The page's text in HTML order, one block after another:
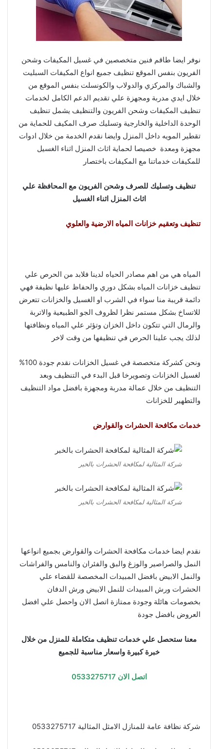
نوفر ايضا طاقم فنين متخصصين في غسيل المكيفات وشحن
الفريون بنفس الموقع تنظيف جميع انواع المكيفات السبليت
والشباك والمركزي والدولاب والكونسلت بنفس الموقع من
خلال ايدي مدربة ومجهزة علي تقديم الدعم الكامل لخدمات
تنظيف المكيفات وشحن الفريون والتنظيف يشمل تنظيف
الوحدة الداخلية والخارجية وتسليك صرف المكيف للحماية من
تقطير المويه داخل المنزل وايضا نقدم الخدمة من خلال ادوات
مجهزة ومعدة خصيصا لحماية اثاث المنزل اثناء الغسيل
للمكيفات خدماتنا مع المكيفات باختصار
تنظيف وتسليك للصرف وشحن الفريون مع المحافظة علي
اثاث المنزل اثناء الغسيل
تنظيف وتعقيم خزانات المياه الارضية والعلوي
المياه هي من اهم مصادر الحياه لدينا فلابد من الحرص علي
تنظيف خزانات المياه بشكل دوري والحفاظ عليها نظيفة فهي
دائمة قريبة منا سواء في الشرب او الغسيل والخزانات تتعرض
للاتساخ بشكل مستمر نظرا لظروف الجو الطبيعية والاتربة
والرمال التي تتكون داخل الخزان وتؤثر علي المياه ونظافتها
لذلك يجب علينا الحرص في تنظيفها من وقت لاخر
ونحن كشركة متخصصة في غسيل الخزانات نقدم جودة 100%
لغسيل الخزانات وتصويرخا قبل البدء في التنظيف وبعد
التنظيف من خلال عمالة مدربة ومجهزة بافضل مواد التنظيف
والتطهير للخزانات
خدمات مكافحة الحشرات والقوارض
شركة المثالية لمكافحة الحشرات بالخبر
شركة المثالية لمكافحة الحشرات بالخبر
نقدم ايضا خدمات مكافحة الحشرات والقوارض بجميع انواعها
النمل والصراصير والوزغ والبق والفئران والنامس والفراشات
والنمل الابيض بافضل المبيدات المخصصة للقضاء علي
الحشرات ورش المبيدات للنمل الابيض ورش الدفان
بخصومات هائلة وجودة ممتازة اتصل الان واحصل علي افضل
العروض بافضل جودة
معنا ستحصل علي خدمات تنظيف متكاملة للمنزل من خلال
خبرة كبيرة واسعار مناسبة للجميع
اتصل الان 0533275717
شركة نظافة عامة للمنازل الامثل المثالية 0533275717